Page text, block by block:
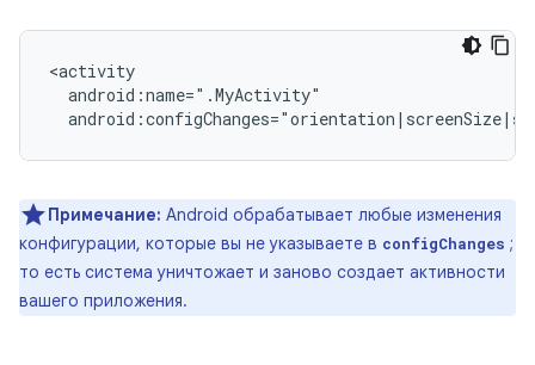
Примечание: Android обрабатывает любые изменения
конфигурации, которые вы не указываете в configChanges ;
то есть система уничтожает и заново создает активности
вашего приложения.